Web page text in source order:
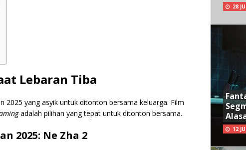
Lebaran Tiba
2025 yang asyik untuk ditonton bersama keluarga. Film
adalah pilihan yang tepat untuk ditonton bersama.
2025: Ne Zha 2
28
12